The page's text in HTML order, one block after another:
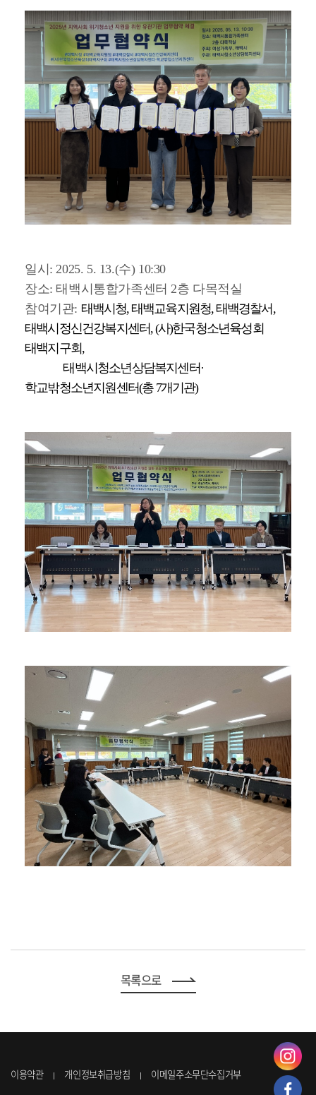
일시: 2025. 5. 13.(수) 10:30
장소: 태백시통합가족센터 2층 다목적실
참여기관: 태백시청, 태백교육지원청, 태백경찰서,
태백시정신건강복지센터, (사)한국청소년육성회
태백지구회,
태백시청소년상담복지센터·
학교밖청소년지원센터(총 7개기관)
목록으로
이용약관 개인정보취급방침
이메일주소무단수집거부